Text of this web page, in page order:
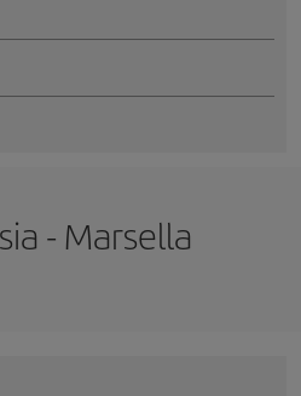
- Marsella